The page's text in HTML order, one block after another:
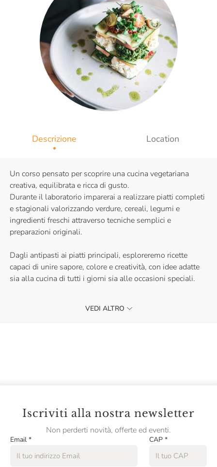
Descrizione Location
Un corso pensato per scoprire una cucina vegetariana
creativa, equilibrata e ricca di gusto.
Durante il laboratorio imparerai a realizzare piatti completi
e stagionali valorizzando verdure, cereali, legumi e
ingredienti freschi attraverso tecniche semplici e
preparazioni originali.
Dagli antipasti ai piatti principali, esploreremo ricette
capaci di unire sapore, colore e creatività, con idee adatte
sia alla cucina di tutti i giorni sia alle occasioni speciali.
alla cucina vegetariana o trovare nuovi spunti per portare
VEDI ALTRO
Iscriviti alla nostra newsletter
Non perderti novità, offerte ed eventi.
Email * CAP *